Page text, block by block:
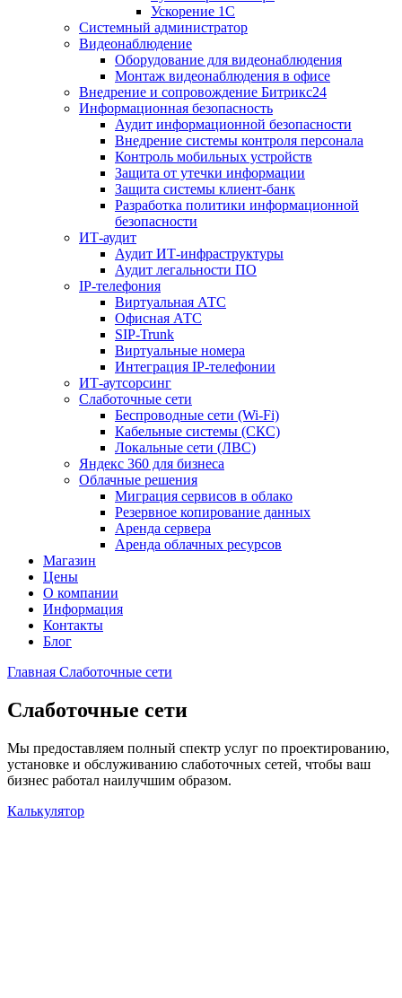
Ускорение 1С
Системный администратор
Видеонаблюдение
Оборудование для видеонаблюдения
Монтаж видеонаблюдения в офисе
Внедрение и сопровождение Битрикс24
Информационная безопасность
Аудит информационной безопасности
Внедрение системы контроля персонала
Контроль мобильных устройств
Защита от утечки информации
Защита системы клиент-банк
Разработка политики информационной
безопасности
ИТ-аудит
Аудит ИТ-инфраструктуры
Аудит легальности ПО
IP-телефония
Виртуальная АТС
Офисная АТС
SIP-Trunk
Виртуальные номера
Интеграция IP-телефонии
ИТ-аутсорсинг
Слаботочные сети
Беспроводные сети (Wi-Fi)
Кабельные системы (СКС)
Локальные сети (ЛВС)
Яндекс 360 для бизнеса
Облачные решения
Миграция сервисов в облако
Резервное копирование данных
Аренда сервера
Аренда облачных ресурсов
Магазин
Цены
О компании
Информация
Контакты
Блог
Главная Слаботочные сети
Слаботочные сети
Мы предоставляем полный спектр услуг по проектированию,
установке и обслуживанию слаботочных сетей, чтобы ваш
бизнес работал наилучшим образом.
Калькулятор